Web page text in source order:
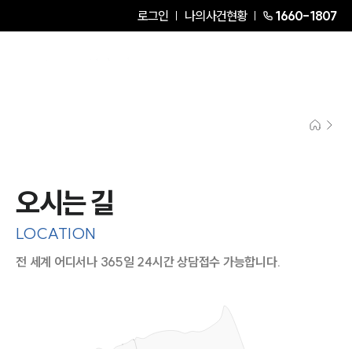
로그인 나의사건현황 1660-1807
오시는 길
LOCATION
전 세계 어디서나 365일 24시간 상담접수 가능합니다.